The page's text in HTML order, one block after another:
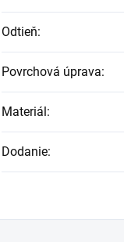
Odtieň:
Povrchová úprava:
Materiál:
Dodanie: